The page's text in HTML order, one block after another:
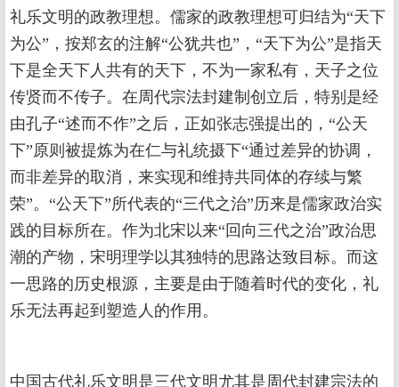
礼乐文明的政教理想。儒家的政教理想可归结为“天下
为公”，按郑玄的注解“公犹共也”，“天下为公”是指天
下是全天下人共有的天下，不为一家私有，天子之位
传贤而不传子。在周代宗法封建制创立后，特别是经
由孔子“述而不作”之后，正如张志强提出的，“公天
下”原则被提炼为在仁与礼统摄下“通过差异的协调，
而非差异的取消，来实现和维持共同体的存续与繁
荣”。“公天下”所代表的“三代之治”历来是儒家政治实
践的目标所在。作为北宋以来“回向三代之治”政治思
潮的产物，宋明理学以其独特的思路达致目标。而这
一思路的历史根源，主要是由于随着时代的变化，礼
乐无法再起到塑造人的作用。
中国古代礼乐文明是三代文明尤其是周代封建宗法的